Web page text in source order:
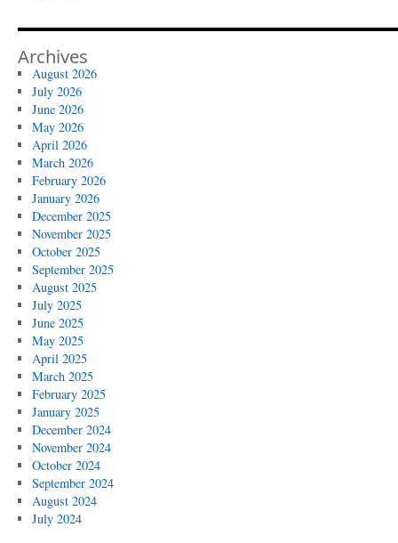
Archives
August 2026
July 2026
June 2026
May 2026
April 2026
March 2026
February 2026
January 2026
December 2025
November 2025
October 2025
September 2025
August 2025
July 2025
June 2025
May 2025
April 2025
March 2025
February 2025
January 2025
December 2024
November 2024
October 2024
September 2024
August 2024
July 2024